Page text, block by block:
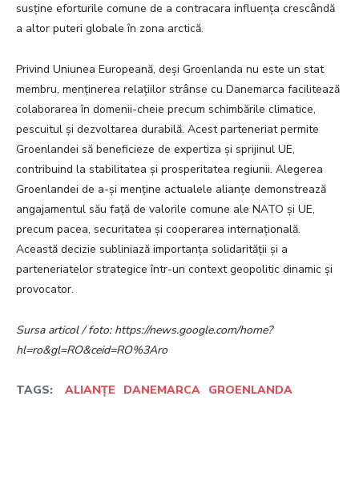
susține eforturile comune de a contracara influența crescândă
a altor puteri globale în zona arctică.
Privind Uniunea Europeană, deși Groenlanda nu este un stat
membru, menținerea relațiilor strânse cu Danemarca facilitează
colaborarea în domenii-cheie precum schimbările climatice,
pescuitul și dezvoltarea durabilă. Acest parteneriat permite
Groenlandei să beneficieze de expertiza și sprijinul UE,
contribuind la stabilitatea și prosperitatea regiunii. Alegerea
Groenlandei de a-și menține actualele alianțe demonstrează
angajamentul său față de valorile comune ale NATO și UE,
precum pacea, securitatea și cooperarea internațională.
Această decizie subliniază importanța solidarității și a
parteneriatelor strategice într-un context geopolitic dinamic și
provocator.
Sursa articol / foto: https://news.google.com/home?
hl=ro&gl=RO&ceid=RO%3Aro
TAGS: ALIANȚE DANEMARCA GROENLANDA